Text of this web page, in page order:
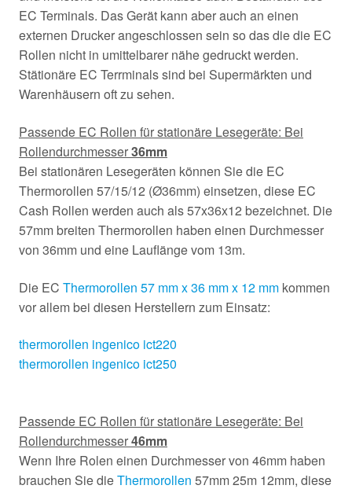
EC Terminals. Das Gerät kann aber auch an einen
externen Drucker angeschlossen sein so das die die EC
Rollen nicht in umittelbarer nähe gedruckt werden.
Stätionäre EC Terrminals sind bei Supermärkten und
Warenhäusern oft zu sehen.
Passende EC Rollen für stationäre Lesegeräte: Bei
Rollendurchmesser36mm
Bei stationären Lesegeräten können Sie die EC
Thermorollen 57/15/12 (Ø36mm) einsetzen, diese EC
Cash Rollen werden auch als 57x36x12 bezeichnet. Die
57mm breiten Thermorollen haben einen Durchmesser
von 36mm und eine Lauflänge vom 13m.
Die EC Thermorollen 57 mm x 36 mm x 12 mm kommen
vor allem bei diesen Herstellern zum Einsatz:
thermorollen ingenico ict220
thermorollen ingenico ict250
Passende EC Rollen für stationäre Lesegeräte: Bei
Rollendurchmesser46mm
Wenn Ihre Rolen einen Durchmesser von 46mm haben
brauchen Sie dieThermorollen 57mm 25m 12mm, diese